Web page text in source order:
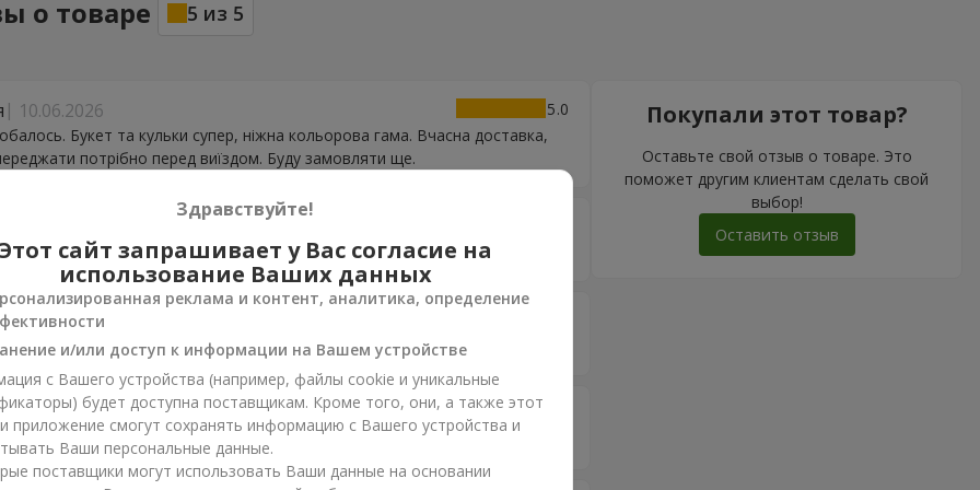
о товаре 5 из 5
10.06.2026
5
Букет та кульки супер, ніжна кольорова гама. Вчасна доставка,
потрібно перед виїздом. Буду замовляти ще.
дуже гарно, вдячна за чудові емоції!
16.12.2025
и без проблем доставили, спасибо за оформление!!! 5*
13.11.2025
замовленням,дякую!
Покупали этот товар?
Оставьте свой отзыв о товаре. Это
поможет другим клиентам сделать свой
выбор!
Оставить отзыв
Здравствуйте!
Этот сайт запрашивает у Вас согласие на
использование Ваших данных
реклама и контент, аналитика, определение
и/или доступ к информации на Вашем устройстве
с Вашего устройства (например, файлы cookie и уникальные
будет доступна поставщикам. Кроме того, они, а также этот
приложение смогут сохранять информацию с Вашего устройства и
Ваши персональные данные.
поставщики могут использовать Ваши данные на основании